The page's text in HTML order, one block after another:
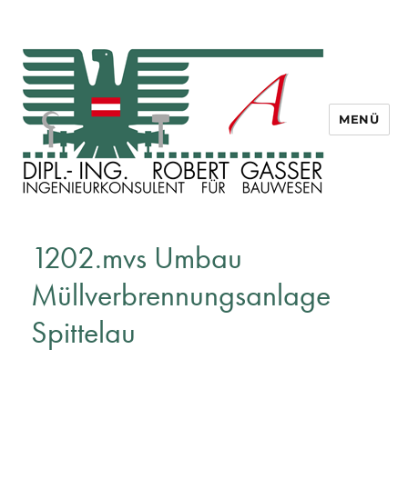
MENÜ
1202.mvs Umbau
Müllverbrennungsanlage
Spittelau